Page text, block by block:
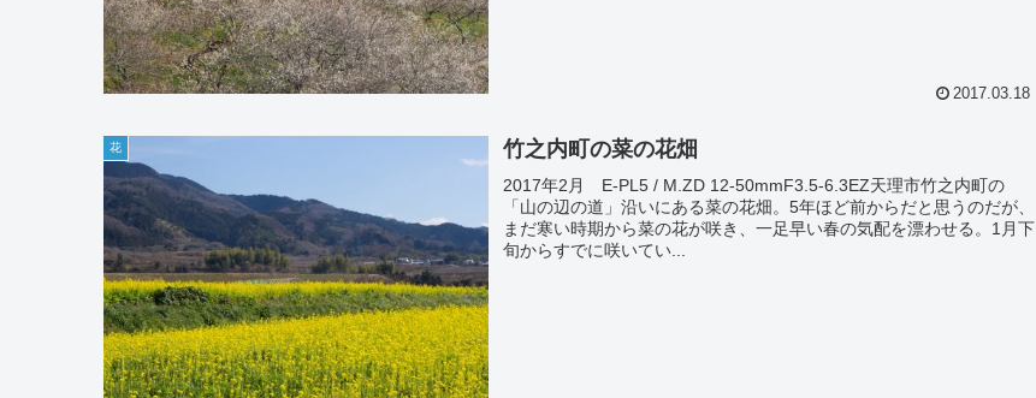
2017.03.18
花 竹之内町の菜の花畑
2017年2月 E-PL5 / M.ZD 12-50mmF3.5-6.3EZ天理市竹之内町の
「山の辺の道」沿いにある菜の花畑。5年ほど前からだと思うのだが、
まだ寒い時期から菜の花が咲き、一足早い春の気配を漂わせる。1月下
旬からすでに咲いてい...